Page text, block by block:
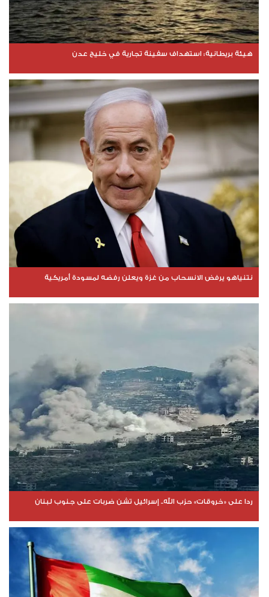
هيئة بريطانية: استهداف سفينة تجارية في خليج عدن
نتنياهو يرفض الانسحاب من غزة ويعلن رفضه لمسودة أمريكية
ردا على «خروقات» حزب الله.. إسرائيل تشن ضربات على جنوب لبنان